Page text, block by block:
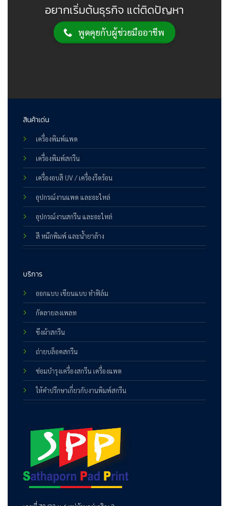
อยากเริ่มต้นธุรกิจ แต่ติดปัญหา
พูดคุยกับผู้ช่วยมืออาชีพ
สินค้าเด่น
เครื่องพิมพ์แพด
เครื่องพิมพ์สกรีน
เครื่องอบสี UV / เครื่องรีดร้อน
อุปกรณ์งานแพด และอะไหล่
อุปกรณ์งานสกรีน และอะไหล่
สี หมึกพิมพ์ และน้ำยาล้าง
บริการ
ออกแบบ เขียนแบบ ทำฟิล์ม
กัดลายลงเพลท
ขึงผ้าสกรีน
ถ่ายบล็อคสกรีน
ซ่อมบำรุงเครื่องสกรีน เครื่องแพด
ให้คำปรึกษาเกี่ยวกับงานพิมพ์สกรีน